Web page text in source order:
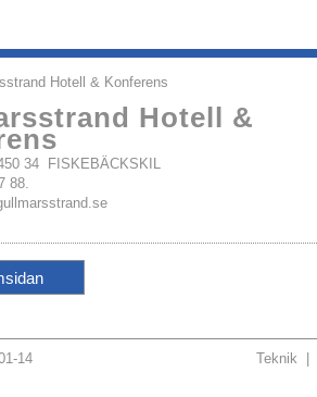
Hotell & Konferens
Hotell &
34 FISKEBÄCKSKIL
88.
14 Teknik